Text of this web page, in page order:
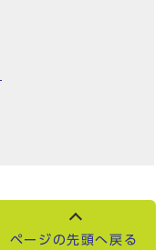
ページの先頭へ戻る